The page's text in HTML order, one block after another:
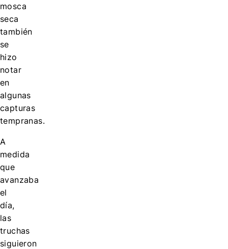
mosca
seca
también
se
hizo
notar
en
algunas
capturas
tempranas.
A
medida
que
avanzaba
el
día,
las
truchas
siguieron